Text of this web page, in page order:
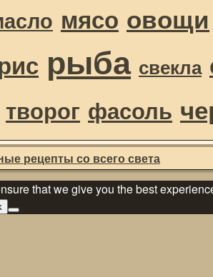
мясо овощи
рыба свекла
творог фасоль
рецепты со всего света
that we give you the best